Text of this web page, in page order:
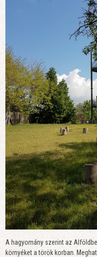
A hagyomány szerint az
környéket a török korban.